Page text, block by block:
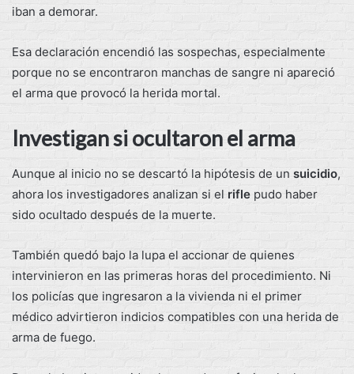
iban a demorar.
Esa declaración encendió las sospechas, especialmente
porque no se encontraron manchas de sangre ni apareció
el arma que provocó la herida mortal.
Investigan si ocultaron el arma
Aunque al inicio no se descartó la hipótesis de un suicidio,
ahora los investigadores analizan si el rifle pudo haber
sido ocultado después de la muerte.
También quedó bajo la lupa el accionar de quienes
intervinieron en las primeras horas del procedimiento. Ni
los policías que ingresaron a la vivienda ni el primer
médico advirtieron indicios compatibles con una herida de
arma de fuego.